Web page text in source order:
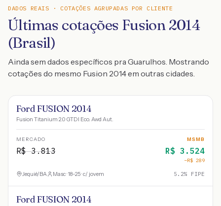
DADOS REAIS · COTAÇÕES AGRUPADAS POR CLIENTE
Últimas cotações Fusion 2014
(Brasil)
Ainda sem dados específicos pra Guarulhos. Mostrando
cotações do mesmo Fusion 2014 em outras cidades.
Ford FUSION 2014
Fusion Titanium 2.0 GTDI Eco. Awd Aut.
MERCADO
R$3.813
MSMB
R$ 3.524
−R$ 289
Jequié/BA Masc · 18-25 · c/ jovem 5.2% FIPE
Ford FUSION 2014